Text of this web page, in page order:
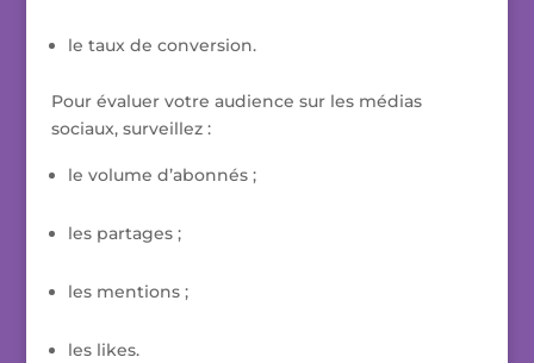
le taux de conversion.
Pour évaluer votre audience sur les médias
sociaux, surveillez :
le volume d’abonnés ;
les partages ;
les mentions ;
les likes.